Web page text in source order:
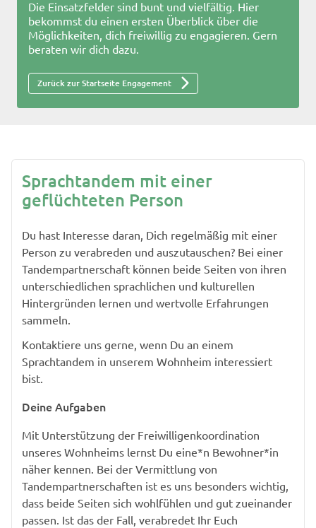
Die Einsatzfelder sind bunt und vielfältig. Hier
bekommst du einen ersten Überblick über die
Möglichkeiten, dich freiwillig zu engagieren. Gern
beraten wir dich dazu.
Zurück zur Startseite Engagement
Sprachtandem mit einer
geflüchteten Person
Du hast Interesse daran, Dich regelmäßig mit einer
Person zu verabreden und auszutauschen? Bei einer
Tandempartnerschaft können beide Seiten von ihren
unterschiedlichen sprachlichen und kulturellen
Hintergründen lernen und wertvolle Erfahrungen
sammeln.
Kontaktiere uns gerne, wenn Du an einem
Sprachtandem in unserem Wohnheim interessiert
bist.
Deine Aufgaben
Mit Unterstützung der Freiwilligenkoordination
unseres Wohnheims lernst Du eine*n Bewohner*in
näher kennen. Bei der Vermittlung von
Tandempartnerschaften ist es uns besonders wichtig,
dass beide Seiten sich wohlfühlen und gut zueinander
passen. Ist das der Fall, verabredet Ihr Euch